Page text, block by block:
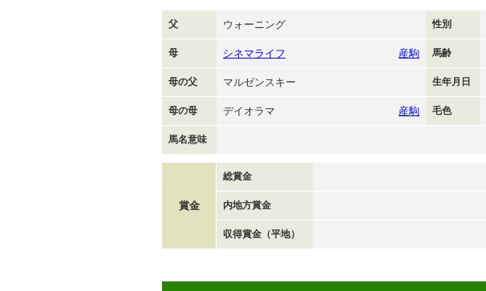
父 ウォーニング 性別
母 シネマライフ 産駒 馬齢
母の父 マルゼンスキー 生年月日
母の母 デイオラマ 産駒 毛色
馬名意味
賞金
総賞金
内地方賞金
収得賞金（平地）